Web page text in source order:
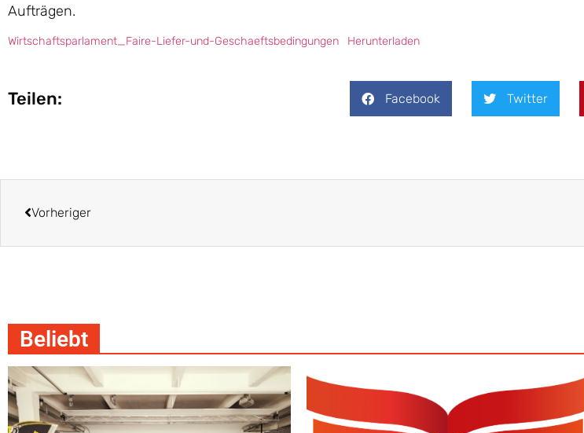
Aufträgen.
Wirtschaftsparlament_Faire-Liefer-und-Geschaeftsbedingungen Herunterladen
Teilen: Facebook Twitter
Vorheriger
Beliebt